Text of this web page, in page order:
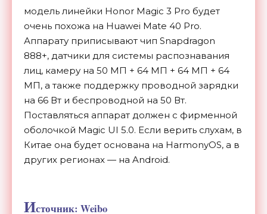
модель линейки Honor Magic 3 Pro будет
очень похожа на Huawei Mate 40 Pro.
Аппарату приписывают чип Snapdragon
888+, датчики для системы распознавания
лиц, камеру на 50 МП + 64 МП + 64 МП + 64
МП, а также поддержку проводной зарядки
на 66 Вт и беспроводной на 50 Вт.
Поставляться аппарат должен с фирменной
оболочкой Magic UI 5.0. Если верить слухам, в
Китае она будет основана на HarmonyOS, а в
других регионах — на Android.
Источник: Weibo